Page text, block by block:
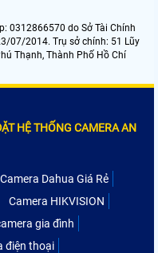
0312866570 do Sở Tài Chính
07/2014. Trụ sở chính: 51 Lũy
Thạnh, Thành Phố Hồ Chí
HỆ THỐNG CAMERA AN
Camera Dahua Giá Rẻ
Camera HIKVISION
gia đình
điện thoại